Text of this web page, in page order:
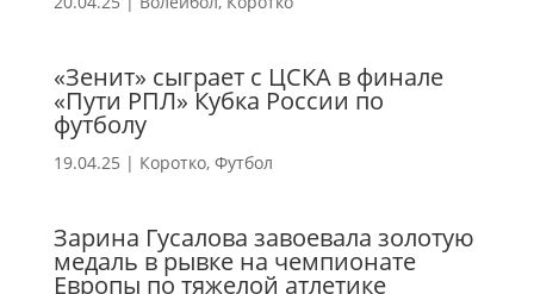
«Зенит» сыграет с ЦСКА в финале
«Пути РПЛ» Кубка России по
футболу
19.04.25 | Коротко, Футбол
Зарина Гусалова завоевала золотую
медаль в рывке на чемпионате
Европы по тяжелой атлетике